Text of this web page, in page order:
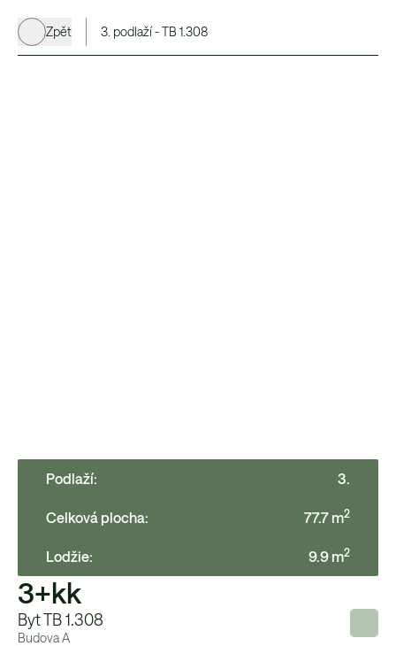
Zpět 3. podlaží - TB 1.308
3+kk
Byt TB 1.308
BudovaA
Podlaží: 3.
Celková plocha: 77.7 m2
Lodžie: 9.9 m2